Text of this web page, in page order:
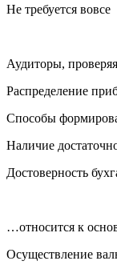
Не требуется вовсе
Аудиторы,
Распределение
Способы
Наличие
Достоверность
…относится к
Осуществление